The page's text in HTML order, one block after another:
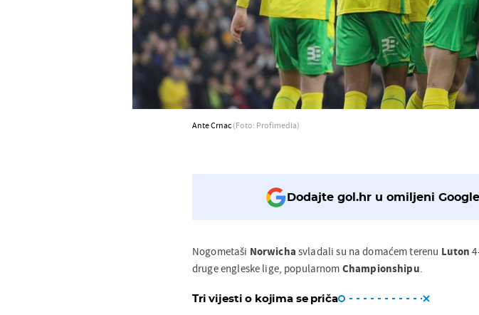
Ante Crnac (Foto: Profimedia)
Dodajte gol.hr u omiljeni
Nogometaši Norwichasvladali su na domaćem terenu Luton
druge engleske lige, popularnom Championshipu.
Tri vijesti o kojima se priča